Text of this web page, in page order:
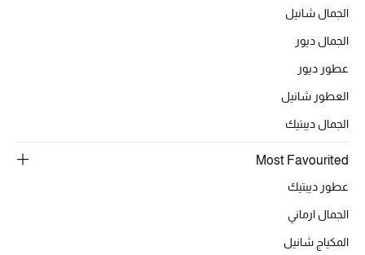
المكياج
العناية بالبشرة
مستحضرات الاستحمام والعناية بالجسم
العناية بالشعر
هدايا
الجمال شانيل
الجمال ديور
عطور ديور
العطور شانيل
الجمال ديبتيك
Most Favourited
عطور ديبتيك
الجمال ارماني
المكياج شانيل